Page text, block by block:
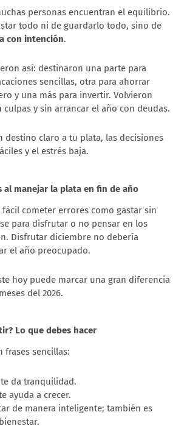
personas encuentran el equilibrio.
todo ni de guardarlo todo, sino de
con intención.
así: destinaron una parte para
sencillas, otra para ahorrar
y una más para invertir. Volvieron
culpas y sin arrancar el año con deudas.
destino claro a tu plata, las decisiones
y el estrés baja.
al manejar la plata en fin de año
fácil cometer errores como gastar sin
para disfrutar o no pensar en los
Disfrutar diciembre no debería
el año preocupado.
hoy puede marcar una gran diferencia
del 2026.
Lo que debes hacer
frases sencillas:
da tranquilidad.
ayuda a crecer.
de manera inteligente; también es